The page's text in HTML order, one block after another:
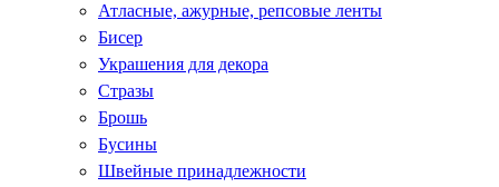
Атласные, ажурные, репсовые ленты
Бисер
Украшения для декора
Стразы
Брошь
Бусины
Швейные принадлежности